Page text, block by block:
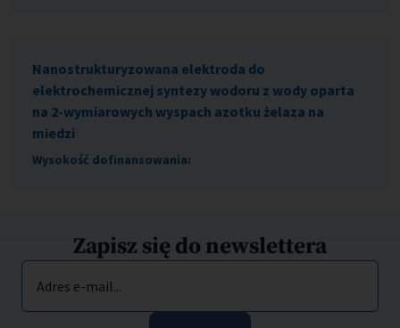
Nanostrukturyzowana elektroda do
elektrochemicznej syntezy wodoru z wody oparta
na 2-wymiarowych wyspach azotku żelaza na
miedzi
Wysokość dofinansowania:
Zapisz się do newslettera
Adres e-mail...